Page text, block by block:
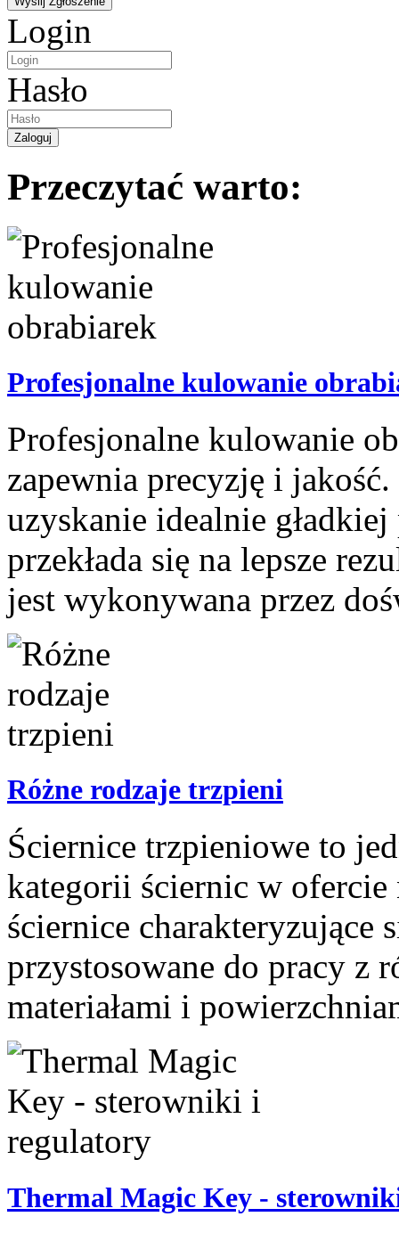
Login
Hasło
Przeczytać warto:
Profesjonalne kulowanie
Profesjonalne kulowanie
zapewnia precyzję i
uzyskanie idealnie
przekłada się na lepsze
jest wykonywana przez
Różne rodzaje trzpieni
Ściernice trzpieniowe to
kategorii ściernic w ofercie
ściernice charakteryzujące
przystosowane do pracy z
materiałami i
Thermal Magic Key -